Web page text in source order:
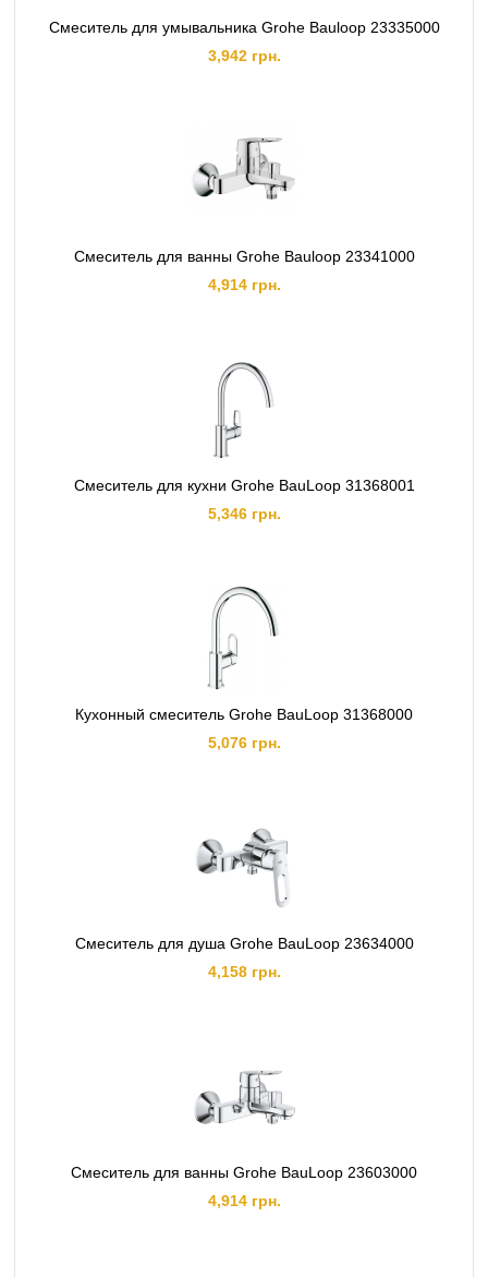
Смеситель для умывальника Grohe Bauloop 23335000
3,942 грн.
Смеситель для ванны Grohe Bauloop 23341000
4,914 грн.
Смеситель для кухни Grohe BauLoop 31368001
5,346 грн.
Кухонный смеситель Grohe BauLoop 31368000
5,076 грн.
Смеситель для душа Grohe BauLoop 23634000
4,158 грн.
Смеситель для ванны Grohe BauLoop 23603000
4,914 грн.